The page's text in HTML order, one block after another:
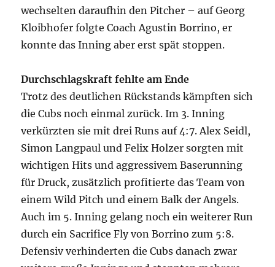
wechselten daraufhin den Pitcher – auf Georg
Kloibhofer folgte Coach Agustin Borrino, er
konnte das Inning aber erst spät stoppen.
Durchschlagskraft fehlte am Ende
Trotz des deutlichen Rückstands kämpften sich
die Cubs noch einmal zurück. Im 3. Inning
verkürzten sie mit drei Runs auf 4:7. Alex Seidl,
Simon Langpaul und Felix Holzer sorgten mit
wichtigen Hits und aggressivem Baserunning
für Druck, zusätzlich profitierte das Team von
einem Wild Pitch und einem Balk der Angels.
Auch im 5. Inning gelang noch ein weiterer Run
durch ein Sacrifice Fly von Borrino zum 5:8.
Defensiv verhinderten die Cubs danach zwar